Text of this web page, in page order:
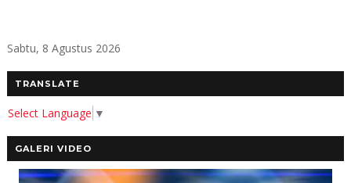
Sabtu, 8 Agustus 2026
TRANSLATE
Select Language ▼
GALERI VIDEO